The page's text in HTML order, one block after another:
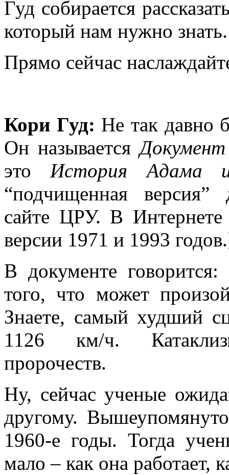
Гуд собирается
который нам нужно знать.
Прямо сейчас
Кори Гуд: Не так давно
Он называетсяДокумент
этоИстория Адама
“подчищенная версия”
сайте ЦРУ. В
версии 1971 и 1993
В документе говорится:
того, что может
Знаете, самый худший
1126 км/ч.
пророчеств.
Ну, сейчас ученые
другому.
1960-е годы. Тогда
мало – как она работает,